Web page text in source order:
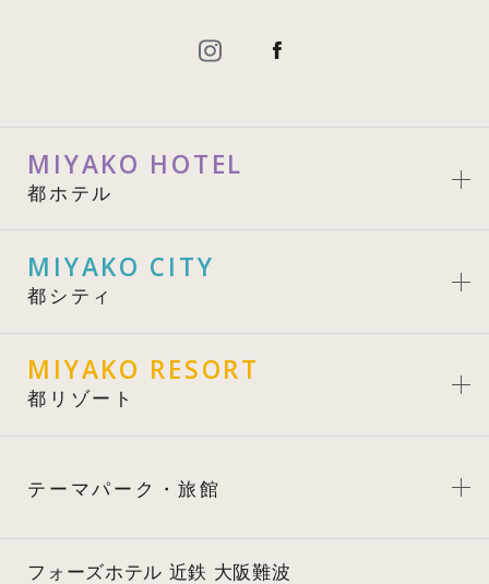
MIYAKO HOTEL
都ホテル
MIYAKO CITY
都シティ
MIYAKO RESORT
都リゾート
テーマパーク・旅館
フォーズホテル 近鉄 大阪難波